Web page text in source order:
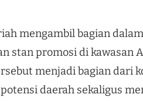
mengambil bagian
stan promosi di kawasan
menjadi bagian dari
daerah sekaligus